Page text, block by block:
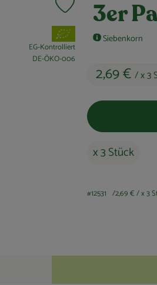
3er
Siebenkorn
2,69 € / x 3
Produkt zu Favouriten
, Verband:
EG-Kontrolliert
, Kontrollstelle:
DE-ÖKO-006
x 3 Stück
#12531 2,69 €/ x 3
Rezepte